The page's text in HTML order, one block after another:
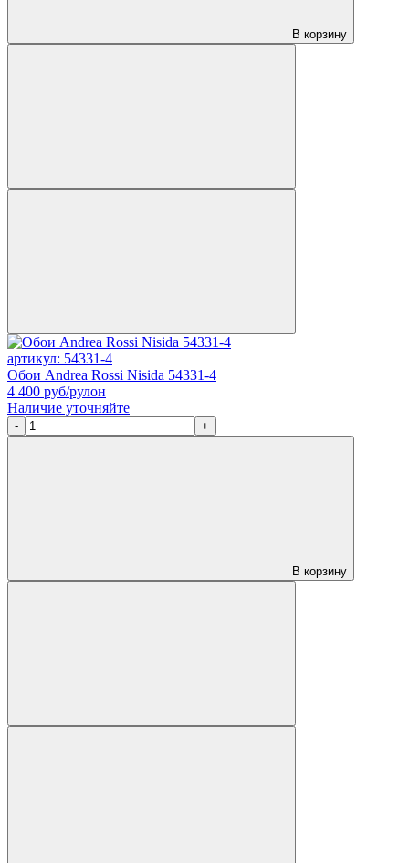
В корзину
артикул: 54331-4
Обои Andrea Rossi Nisida 54331-4
4 400 руб/рулон
Наличие уточняйте
- +
В корзину